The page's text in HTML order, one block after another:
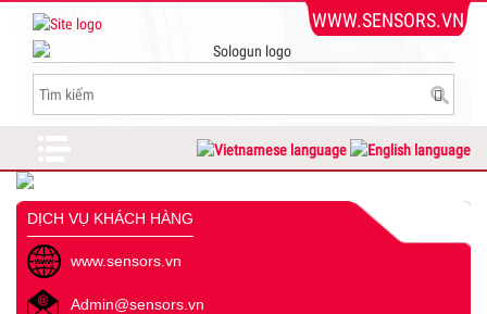
WWW.SENSORS.VN
DỊCH VỤ KHÁCH HÀNG
www.sensors.vn
Admin@sensors.vn